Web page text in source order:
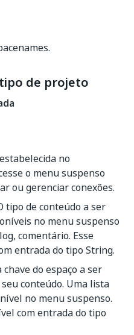
de projeto
no
o menu suspenso
ou gerenciar conexões.
tipo de conteúdo a ser
no menu suspenso
comentário. Esse
entrada do tipo String.
do espaço a ser
conteúdo. Uma lista
no menu suspenso.
com entrada do tipo